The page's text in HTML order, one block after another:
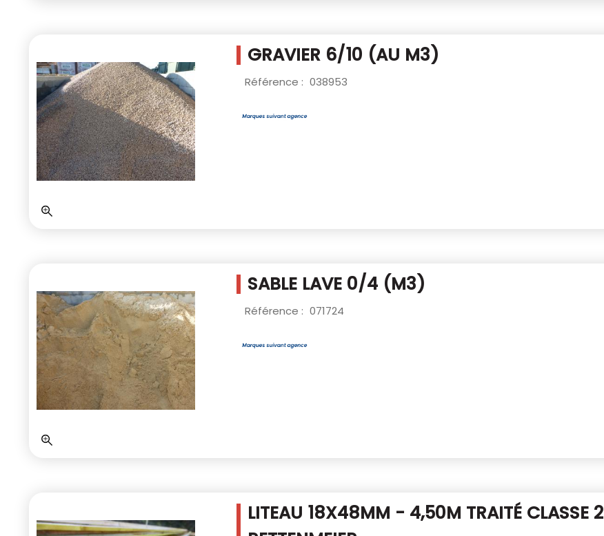
GRAVIER 6/10 (AU M3)
Référence : 038953
SABLE LAVE 0/4 (M3)
Référence : 071724
LITEAU 18X48MM - 4,50M TRAITÉ CLASSE 2